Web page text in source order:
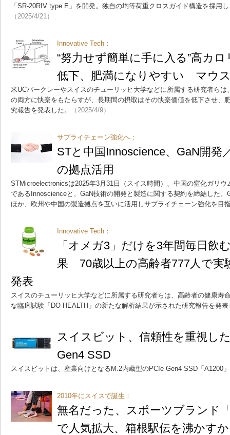
「SR-20RIV type E」を開発。独自の均等荷重クロスガイド構造を採用
（2025/4/21）
Innovative Tech：
“努力せず簡単に手に入る”高カ
低下、肥満になりやすい マウ
米UCバークレーやスイスのチューリッヒ大学などに所属する研究者ら
の両方に快楽をもたらすが、長期間の摂取はその快楽価値を低下させ、
究報告を発表した。
（2025/4/9）
サプライチェーン強化へ：
STと中国Innoscience、GaN開
の拠点活用
STMicroelectronicsは2025年3月31日（スイス時間）、中国の窒化ガリ
であるInnoscienceと、GaN技術の開発と製造に関する契約を締結した
ほか、欧州や中国の製造拠点を互いに活用しサプライチェーン強化を目
Innovative Tech：
「オメガ3」だけを3年間毎日飲
果 70歳以上の高齢者777人で実
発表
スイスのチューリッヒ大学などに所属する研究者らは、高齢者の健康寿
な臨床試験「DO-HEALTH」の新たな解析結果が示された研究報告を発
スイスビット、信頼性を重視し
Gen4 SSD
スイスビットは、産業向けとなるM.2内蔵型のPCIe Gen4 SSD「A1200
2010年にスイスで誕生：
無名だった、スポーツブランド
で人気拡大、箱根駅伝を沸かすか